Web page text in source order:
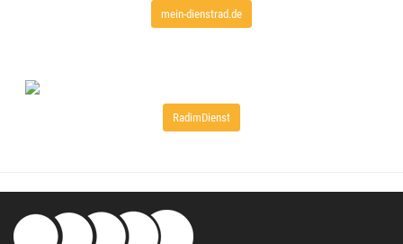
mein-dienstrad.de
RadimDienst